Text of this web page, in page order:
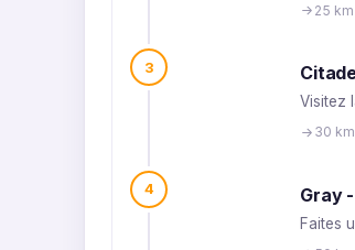
25
3
Visitez
30
4 Gray
Faites